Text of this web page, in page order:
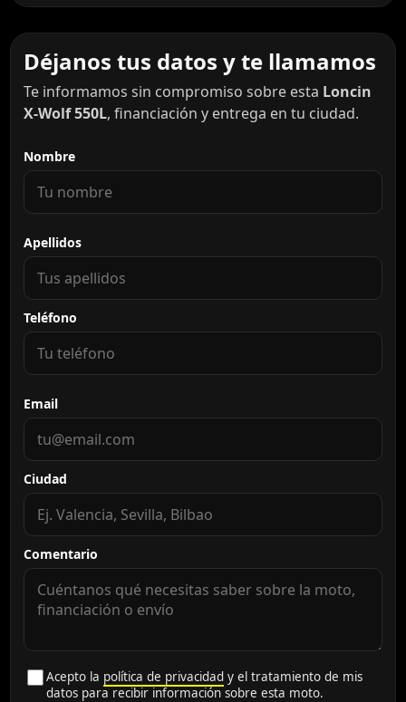
Déjanos tus datos y te llamamos
Te informamos sin compromiso sobre esta Loncin
X-Wolf 550L, financiación y entrega en tu ciudad.
Nombre
Apellidos
Teléfono
Email
Ciudad
Comentario
Acepto la política de privacidad y el tratamiento de mis
datos para recibir información sobre esta moto.